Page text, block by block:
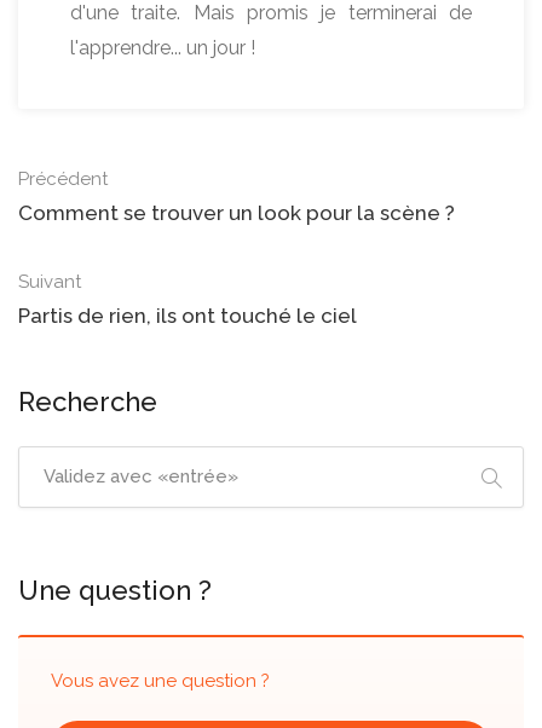
d'une traite. Mais promis je terminerai de
l'apprendre... un jour !
Précédent
Comment se trouver un look pour la scène ?
Suivant
Partis de rien, ils ont touché le ciel
Recherche
Une question ?
Vous avez une question ?